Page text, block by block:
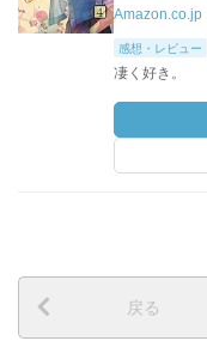
Amazon.co.jp
感想・レビュー
凄く好き。
戻る